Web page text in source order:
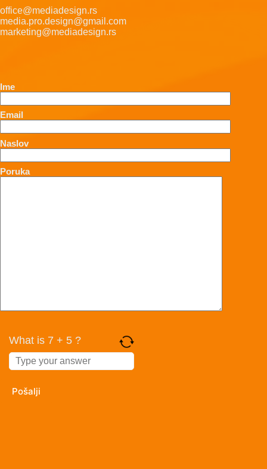
office@mediadesign.rs
media.pro.design@gmail.com
marketing@mediadesign.rs
Ime
Email
Naslov
Poruka
What is 7 + 5 ?
Answer
for
7
5